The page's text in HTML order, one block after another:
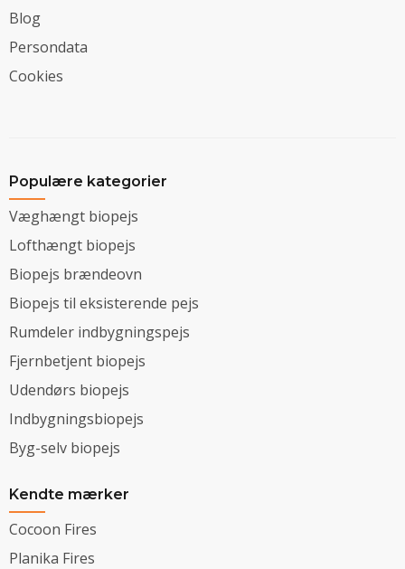
Blog
Persondata
Cookies
Populære kategorier
Væghængt biopejs
Lofthængt biopejs
Biopejs brændeovn
Biopejs til eksisterende pejs
Rumdeler indbygningspejs
Fjernbetjent biopejs
Udendørs biopejs
Indbygningsbiopejs
Byg-selv biopejs
Kendte mærker
Cocoon Fires
Planika Fires